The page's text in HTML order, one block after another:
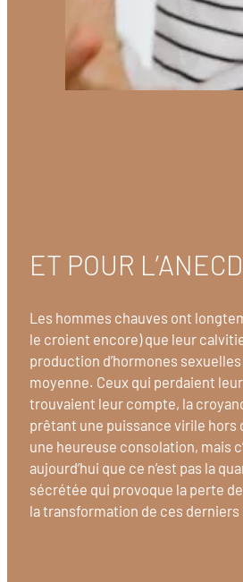
ET POUR
Les hommes chauves ont
le croient encore) que leur
production d’hormones
moyenne. Ceux qui perdaient
trouvaient leur compte, la
prêtant une puissance virile hors
une heureuse consolation, mais
aujourd’hui que ce n’est pas la
sécrétée qui provoque la perte
la transformation de ces derniers